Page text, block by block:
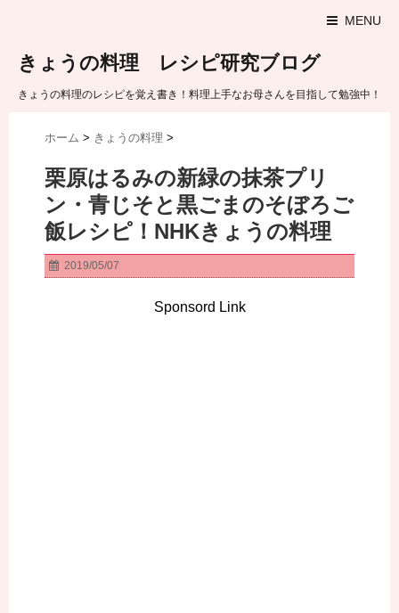
MENU
きょうの料理 レシピ研究ブログ
きょうの料理のレシピを覚え書き！料理上手なお母さんを目指して勉強中！
ホーム > きょうの料理 >
栗原はるみの新緑の抹茶プリ
ン・青じそと黒ごまのそぼろご
飯レシピ！NHKきょうの料理
2019/05/07
Sponsord Link